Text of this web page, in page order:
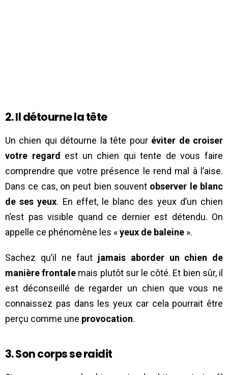
2. Il détourne la tête
Un chien qui détourne la tête pour éviter de croiser
votre regard est un chien qui tente de vous faire
comprendre que votre présence le rend mal à l’aise.
Dans ce cas, on peut bien souvent observer le blanc
de ses yeux. En effet, le blanc des yeux d’un chien
n’est pas visible quand ce dernier est détendu. On
appelle ce phénomène les «yeux de baleine ».
Sachez qu’il ne faut jamais aborder un chien de
manière frontale mais plutôt sur le côté. Et bien sûr, il
est déconseillé de regarder un chien que vous ne
connaissez pas dans les yeux car cela pourrait être
perçu comme une provocation.
3. Son corps se raidit